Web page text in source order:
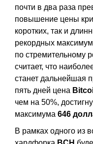
почти в два раза
повышение цены
коротких, так и
рекордных
по стремительному
считает, что
станет дальнейшая
пять дней цена
чем на 50%,
максимума 646
В рамках одного из